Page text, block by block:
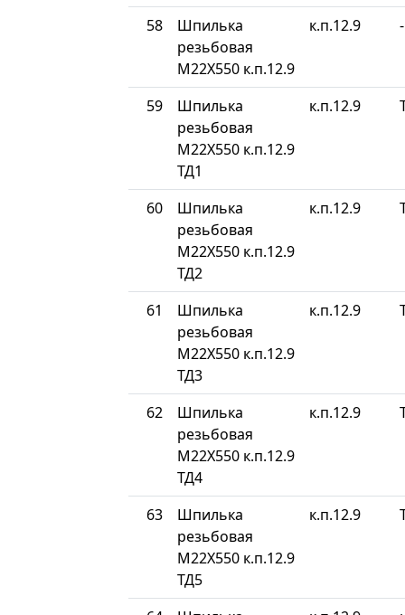
58
Шпилька
резьбовая
М22Х550 к.п.12.9
к.п.12.9 -
59
Шпилька
резьбовая
М22Х550 к.п.12.9
ТД1
к.п.12.9
60
Шпилька
резьбовая
М22Х550 к.п.12.9
ТД2
к.п.12.9
61
Шпилька
резьбовая
М22Х550 к.п.12.9
ТД3
к.п.12.9
62
Шпилька
резьбовая
М22Х550 к.п.12.9
ТД4
к.п.12.9
63
Шпилька
резьбовая
М22Х550 к.п.12.9
ТД5
к.п.12.9